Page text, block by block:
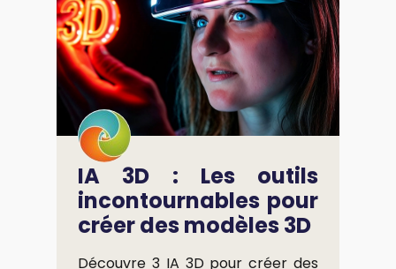
IA 3D : Les outils
incontournables pour
créer des modèles 3D
Découvre 3 IA 3D pour créer des